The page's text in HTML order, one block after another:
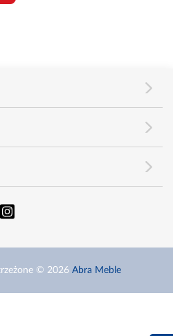
© 2026 Abra Meble